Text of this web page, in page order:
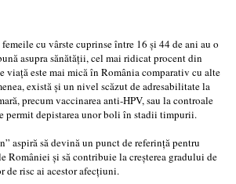
cu vârste cuprinse între 16 şi 44 de ani au o
asupra sănătății, cel mai ridicat procent din
viață este mai mică în România comparativ cu alte
există și un nivel scăzut de adresabilitate la
precum vaccinarea anti-HPV, sau la controale
permit depistarea unor boli în stadii timpurii.
aspiră să devină un punct de referință pentru
României și să contribuie la creșterea gradului de
de risc ai acestor afecțiuni.